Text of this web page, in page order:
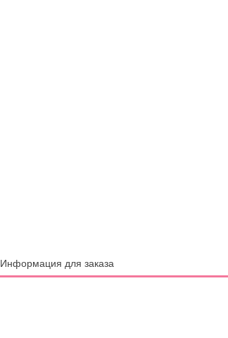
Информация для заказа